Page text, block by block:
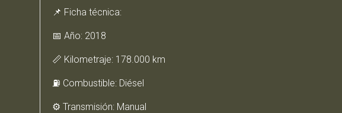
📌 Ficha técnica:
📅 Año: 2018
📏 Kilometraje: 178.000 km
⛽ Combustible: Diésel
⚙️ Transmisión: Manual